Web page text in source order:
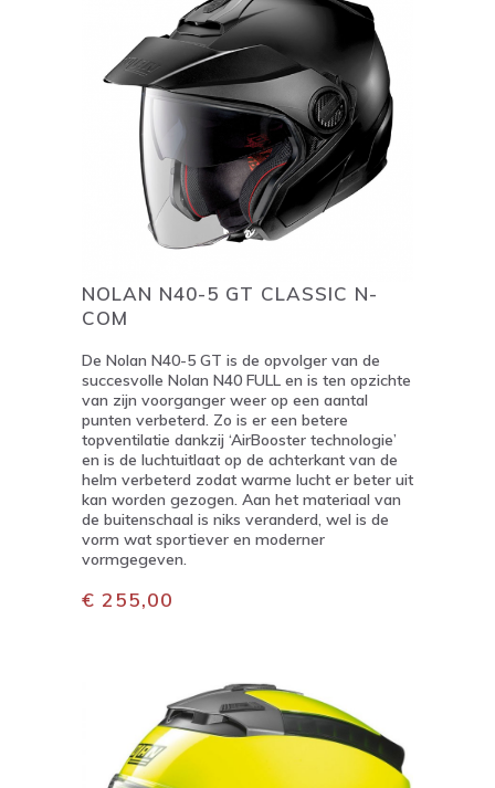
NOLAN N40-5 GT CLASSIC N-
COM
De Nolan N40-5 GT is de opvolger van de
succesvolle Nolan N40 FULL en is ten opzichte
van zijn voorganger weer op een aantal
punten verbeterd. Zo is er een betere
topventilatie dankzij ‘AirBooster technologie’
en is de luchtuitlaat op de achterkant van de
helm verbeterd zodat warme lucht er beter uit
kan worden gezogen. Aan het materiaal van
de buitenschaal is niks veranderd, wel is de
vorm wat sportiever en moderner
vormgegeven.
€ 255,00